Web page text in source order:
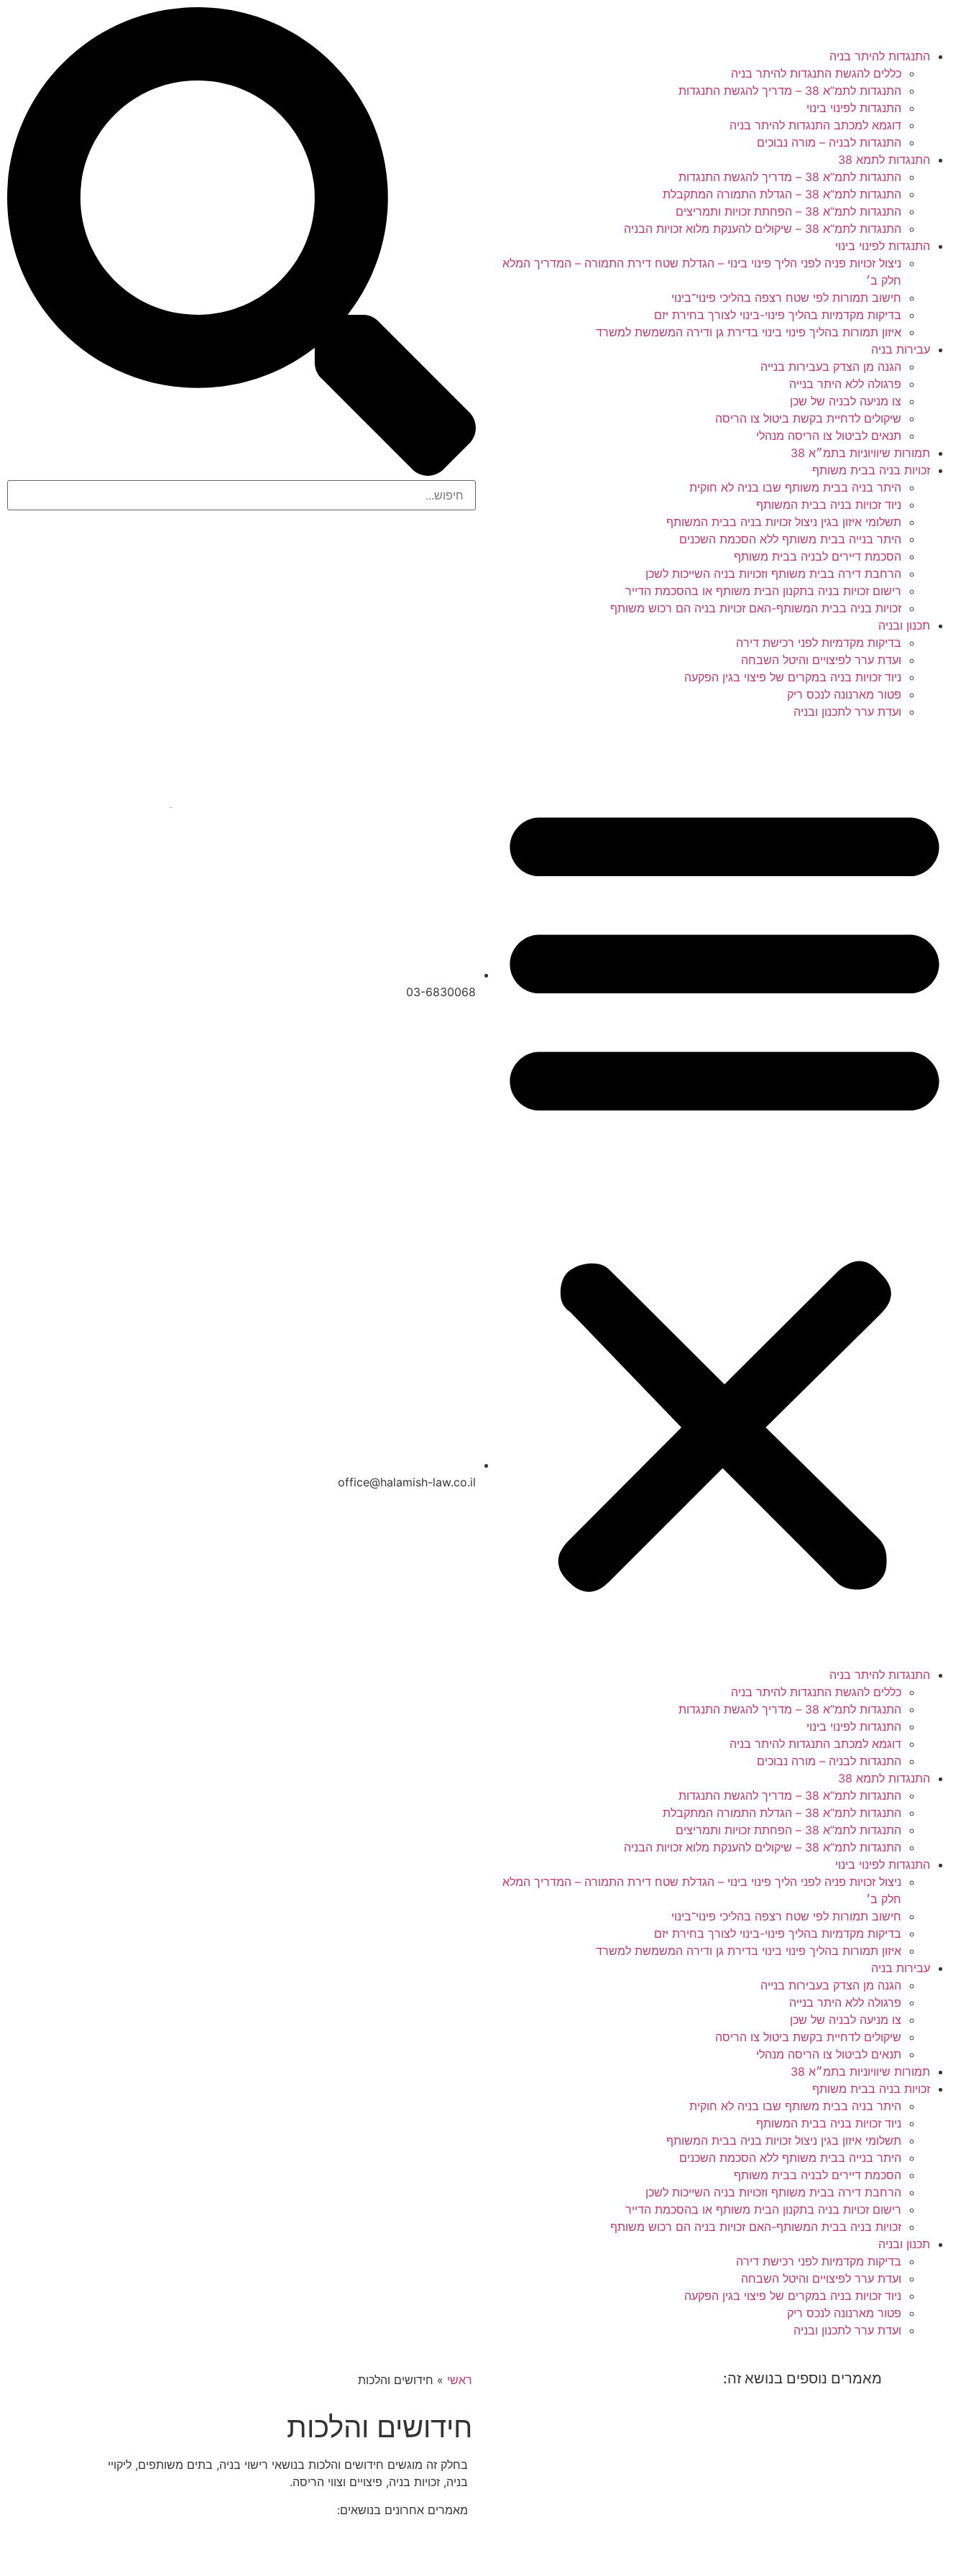
התנגדות להיתר בניה
כללים להגשת התנגדות להיתר בניה
התנגדות לתמ”א 38 – מדריך להגשת התנגדות
התנגדות לפינוי בינוי
דוגמא למכתב התנגדות להיתר בניה
התנגדות לבניה – מורה נבוכים
התנגדות לתמא 38
התנגדות לתמ”א 38 – מדריך להגשת התנגדות
התנגדות לתמ”א 38 – הגדלת התמורה המתקבלת
התנגדות לתמ”א 38 – הפחתת זכויות ותמריצים
התנגדות לתמ”א 38 – שיקולים להענקת מלוא זכויות הבניה
התנגדות לפינוי בינוי
ניצול זכויות פניה לפני הליך פינוי בינוי – הגדלת שטח דירת התמורה – המדריך המלא
חלק ב׳
חישוב תמורות לפי שטח רצפה בהליכי פינוי־בינוי
בדיקות מקדמיות בהליך פינוי-בינוי לצורך בחירת יזם
איזון תמורות בהליך פינוי בינוי בדירת גן ודירה המשמשת למשרד
עבירות בניה
הגנה מן הצדק בעבירות בנייה
פרגולה ללא היתר בנייה
צו מניעה לבניה של שכן
שיקולים לדחיית בקשת ביטול צו הריסה
תנאים לביטול צו הריסה מנהלי
תמורות שיוויוניות בתמ״א 38
זכויות בניה בבית משותף
היתר בניה בבית משותף שבו בניה לא חוקית
ניוד זכויות בניה בבית המשותף
תשלומי איזון בגין ניצול זכויות בניה בבית המשותף
היתר בנייה בבית משותף ללא הסכמת השכנים
הסכמת דיירים לבניה בבית משותף
הרחבת דירה בבית משותף וזכויות בניה השייכות לשכן
רישום זכויות בניה בתקנון הבית משותף או בהסכמת הדייר
זכויות בניה בבית המשותף-האם זכויות בניה הם רכוש משותף
תכנון ובניה
בדיקות מקדמיות לפני רכישת דירה
ועדת ערר לפיצויים והיטל השבחה
ניוד זכויות בניה במקרים של פיצוי בגין הפקעה
פטור מארנונה לנכס ריק
ועדת ערר לתכנון ובניה
התנגדות להיתר בניה
כללים להגשת התנגדות להיתר בניה
התנגדות לתמ”א 38 – מדריך להגשת התנגדות
התנגדות לפינוי בינוי
דוגמא למכתב התנגדות להיתר בניה
התנגדות לבניה – מורה נבוכים
התנגדות לתמא 38
התנגדות לתמ”א 38 – מדריך להגשת התנגדות
התנגדות לתמ”א 38 – הגדלת התמורה המתקבלת
התנגדות לתמ”א 38 – הפחתת זכויות ותמריצים
התנגדות לתמ”א 38 – שיקולים להענקת מלוא זכויות הבניה
התנגדות לפינוי בינוי
ניצול זכויות פניה לפני הליך פינוי בינוי – הגדלת שטח דירת התמורה – המדריך המלא
חלק ב׳
חישוב תמורות לפי שטח רצפה בהליכי פינוי־בינוי
בדיקות מקדמיות בהליך פינוי-בינוי לצורך בחירת יזם
איזון תמורות בהליך פינוי בינוי בדירת גן ודירה המשמשת למשרד
עבירות בניה
הגנה מן הצדק בעבירות בנייה
פרגולה ללא היתר בנייה
צו מניעה לבניה של שכן
שיקולים לדחיית בקשת ביטול צו הריסה
תנאים לביטול צו הריסה מנהלי
תמורות שיוויוניות בתמ״א 38
זכויות בניה בבית משותף
היתר בניה בבית משותף שבו בניה לא חוקית
ניוד זכויות בניה בבית המשותף
תשלומי איזון בגין ניצול זכויות בניה בבית המשותף
היתר בנייה בבית משותף ללא הסכמת השכנים
הסכמת דיירים לבניה בבית משותף
הרחבת דירה בבית משותף וזכויות בניה השייכות לשכן
רישום זכויות בניה בתקנון הבית משותף או בהסכמת הדייר
זכויות בניה בבית המשותף-האם זכויות בניה הם רכוש משותף
תכנון ובניה
בדיקות מקדמיות לפני רכישת דירה
ועדת ערר לפיצויים והיטל השבחה
ניוד זכויות בניה במקרים של פיצוי בגין הפקעה
פטור מארנונה לנכס ריק
ועדת ערר לתכנון ובניה
03-6830068
office@halamish-law.co.il
מאמרים נוספים בנושא זה: ראשי » חידושים והלכות
חידושים והלכות
בחלק זה מוגשים חידושים והלכות בנושאי רישוי בניה, בתים משותפים, ליקויי
בניה, זכויות בניה, פיצויים וצווי הריסה.
מאמרים אחרונים בנושאים: